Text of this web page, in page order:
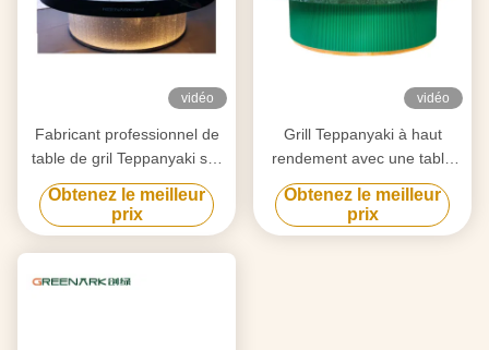
vidéo
Fabricant professionnel de
table de gril Teppanyaki sur
mesure avec design gratuit
fournisseur fiable
d'équipement de gril Hibachi
Obtenez le meilleur
prix
vidéo
Grill Teppanyaki à haut
rendement avec une table
de 20 mm en acier allié de
qualité alimentaire et un
chauffage intelligent
Obtenez le meilleur
prix